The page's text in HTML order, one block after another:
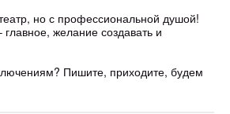
но с профессиональной душой!
желание создавать и
Пишите, приходите, будем